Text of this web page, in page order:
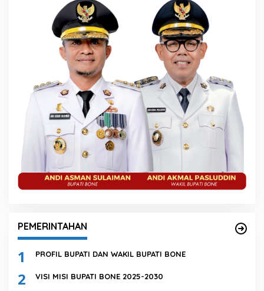
PEMERINTAHAN
1 PROFIL BUPATI DAN WAKIL BUPATI BONE
2 VISI MISI BUPATI BONE 2025-2030